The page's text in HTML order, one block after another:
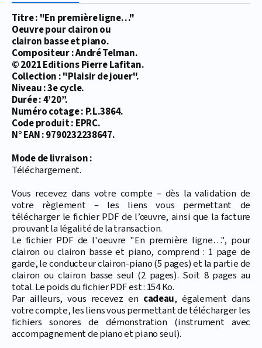
Titre : "En première ligne…"
Oeuvre pour clairon ou
clairon basse et piano.
Compositeur : André Telman.
© 2021 Editions Pierre Lafitan.
Collection : "Plaisir de jouer".
Niveau : 3e cycle.
Durée : 4’20’’.
Numéro cotage : P.L.3864.
Code produit : EPRC.
N° EAN : 9790232238647.
Mode de livraison :
Téléchargement.
Vous recevez dans votre compte – dès la validation de
votre règlement – les liens vous permettant de
télécharger le fichier PDF de l’œuvre, ainsi que la facture
prouvant la légalité de la transaction.
Le fichier PDF de l'oeuvre "En première ligne…", pour
clairon ou clairon basse et piano, comprend : 1 page de
garde, le conducteur clairon-piano (5 pages) et la partie de
clairon ou clairon basse seul (2 pages). Soit 8 pages au
total. Le poids du fichier PDF est : 154 Ko.
Par ailleurs, vous recevez en cadeau, également dans
votre compte, les liens vous permettant de télécharger les
fichiers sonores de démonstration (instrument avec
accompagnement de piano et piano seul).